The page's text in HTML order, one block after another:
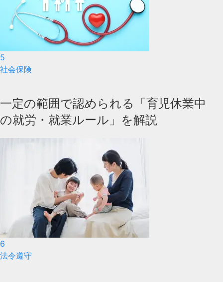
5
社会保険
一定の範囲で認められる「育児休業中
の就労・就業ルール」を解説
6
法令遵守